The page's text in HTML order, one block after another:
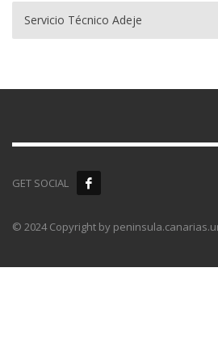
Servicio Técnico Adeje
GET SOCIAL
© 2024 Copyright by